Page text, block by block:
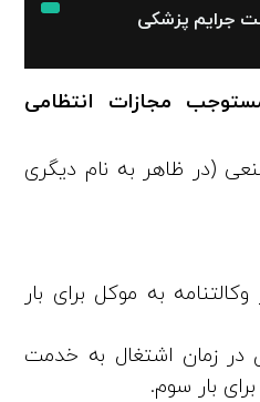
جرایم پزشکی
مجازات انتظامی
(در ظاهر به نام دیگری
به موکل برای بار
زمان اشتغال به خدمت
بار سوم.